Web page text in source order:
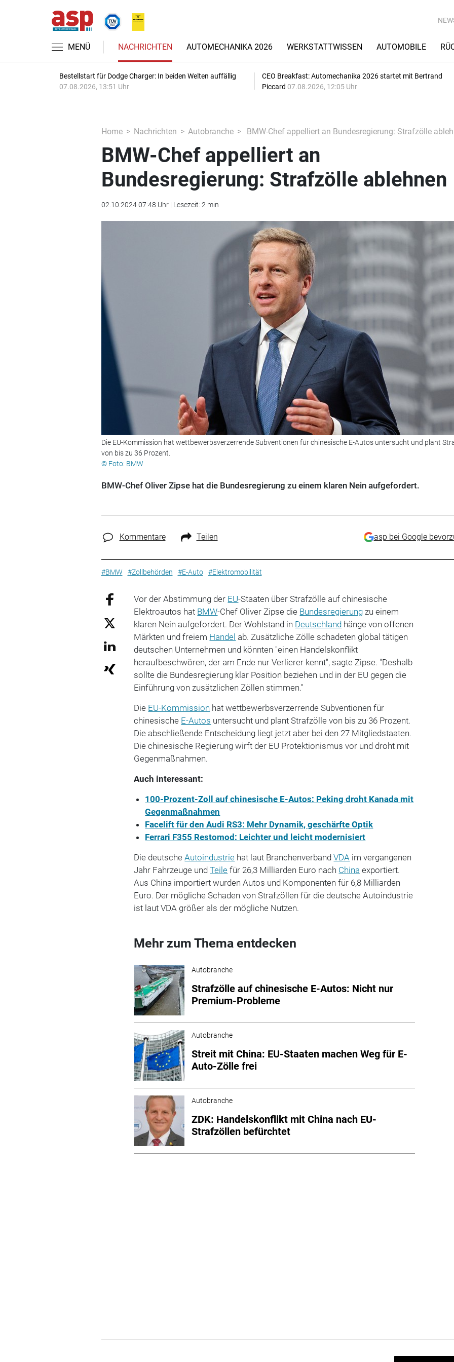
MENÜ NACHRICHTEN AUTOMECHANIKA 2026 WERKSTATTWISSEN AUTOMOBILE
Bestellstart für Dodge Charger: In beiden Welten auffällig
07.08.2026, 13:51 Uhr
CEO Breakfast: Automechanika 2026 startet mit Bertrand
Piccard 07.08.2026, 12:05 Uhr
Home Nachrichten Autobranche BMW-Chef appelliert an Bundesregierung: Strafzölle
BMW-Chef appelliert an
Bundesregierung: Strafzölle ablehnen
02.10.2024 07:48 Uhr | Lesezeit: 2 min
Die EU-Kommission hat wettbewerbsverzerrende Subventionen für chinesische E-Autos untersucht und plant
von bis zu 36 Prozent.
© Foto: BMW
BMW-Chef Oliver Zipse hat die Bundesregierung zu einem klaren Nein aufgefordert.
Kommentare Teilen asp bei Google
#BMW #Zollbehörden #E-Auto #Elektromobilität
Vor der Abstimmung der EU-Staaten über Strafzölle auf chinesische
Elektroautos hat BMW-Chef Oliver Zipse die Bundesregierung zu einem
klaren Nein aufgefordert. Der Wohlstand in Deutschland hänge von offenen
Märkten und freiem Handel ab. Zusätzliche Zölle schadeten global tätigen
deutschen Unternehmen und könnten "einen Handelskonflikt
heraufbeschwören, der am Ende nur Verlierer kennt", sagte Zipse. "Deshalb
sollte die Bundesregierung klar Position beziehen und in der EU gegen die
Einführung von zusätzlichen Zöllen stimmen."
Die EU-Kommission hat wettbewerbsverzerrende Subventionen für
chinesische E-Autos untersucht und plant Strafzölle von bis zu 36 Prozent.
Die abschließende Entscheidung liegt jetzt aber bei den 27 Mitgliedstaaten.
Die chinesische Regierung wirft der EU Protektionismus vor und droht mit
Gegenmaßnahmen.
Auch interessant:
100-Prozent-Zoll auf chinesische E-Autos: Peking droht Kanada mit
Gegenmaßnahmen
Facelift für den Audi RS3: Mehr Dynamik, geschärfte Optik
Ferrari F355 Restomod: Leichter und leicht modernisiert
Die deutscheAutoindustrie hat laut BranchenverbandVDA im vergangenen
Jahr Fahrzeuge undTeile für 26,3 Milliarden Euro nach China exportiert.
Aus China importiert wurden Autos und Komponenten für 6,8 Milliarden
Euro. Der mögliche Schaden von Strafzöllen für die deutsche Autoindustrie
ist laut VDA größer als der mögliche Nutzen.
Mehr zum Thema entdecken
Autobranche
Strafzölle auf chinesische E-Autos: Nicht nur
Premium-Probleme
Autobranche
Streit mit China: EU-Staaten machen Weg für E-
Auto-Zölle frei
Autobranche
ZDK: Handelskonflikt mit China nach EU-
Strafzöllen befürchtet